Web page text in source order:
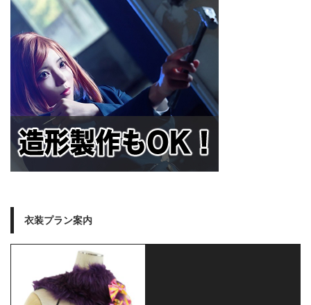
衣装プラン案内